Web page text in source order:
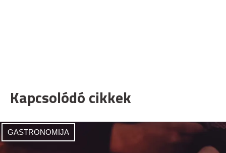
Kapcsolódó cikkek
GASTRONOMIJA